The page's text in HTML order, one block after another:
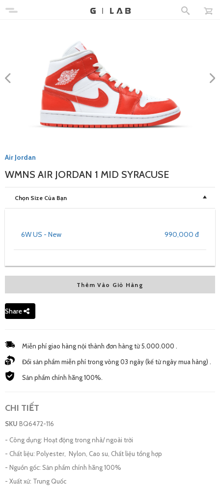
Air Jordan
WMNS AIR JORDAN 1 MID SYRACUSE
Chọn Size Của Bạn
990,000 đ
6W US - New
Thêm Vào Giỏ Hàng
Share
Miễn phí giao hàng nội thành đơn hàng từ 5.000.000 .
Đổi sản phẩm miễn phí trong vòng 03 ngày (kế từ ngày mua hàng) .
Sản phẩm chính hãng 100%.
CHI TIẾT
SKU BQ6472-116
- Công dụng: Hoạt động trong nhà/ ngoài trời
- Chất liệu: Polyester, Nylon, Cao su, Chất liệu tổng hợp
- Nguồn gốc: Sản phẩm chính hãng 100%
- Xuất xứ: Trung Quốc